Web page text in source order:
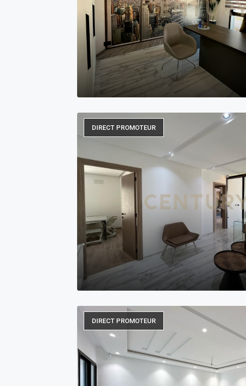
DIRECT PROMOTEUR
DIRECT PROMOTEUR